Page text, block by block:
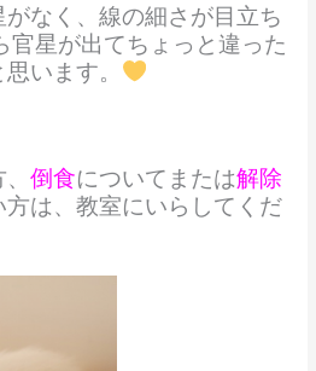
なく、線の細さが目立ち
官星が出てちょっと違った
います。
、倒食についてまたは解除
は、教室にいらしてくだ